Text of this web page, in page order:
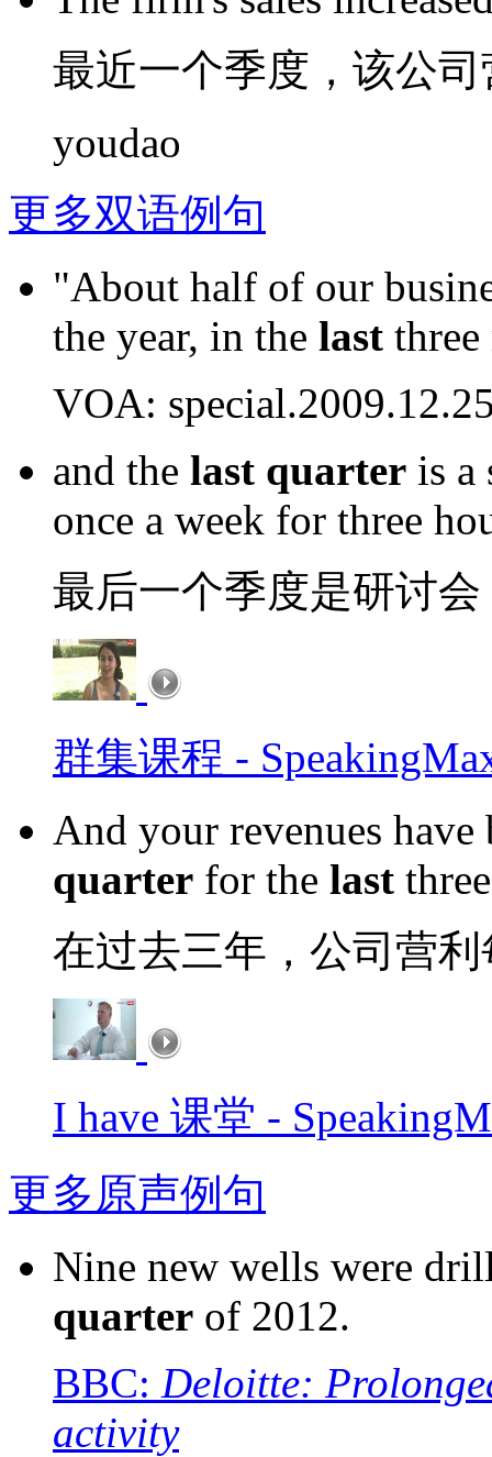
最近一个季度 ， 该公司
youdao
更多双语例句
"About half of our
the year, in the last
VOA:
and the last quarter is a
once a week for three
最后一个季度是研讨
群集课程 -
And your revenues
quarter for the last
在过去三年，公司营
I have 课堂 -
更多原声例句
Nine new wells were
quarter of 2012.
BBC: Deloitte:
activity